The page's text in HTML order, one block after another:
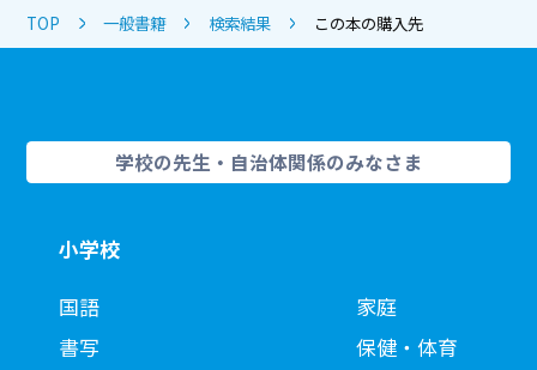
TOP 一般書籍 検索結果 この本の購入先
学校の先生・自治体関係のみなさま
小学校
国語
書写
家庭
保健・体育